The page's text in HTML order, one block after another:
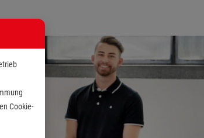
Cookie-